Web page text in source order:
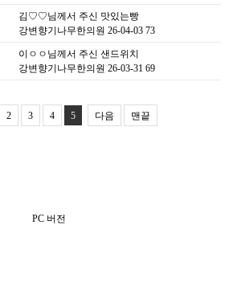
김♡♡님께서 주신 맛있는빵
강변향기나무한의원 26-04-03 73
이ㅇㅇ님께서 주신 샌드위치
강변향기나무한의원 26-03-31 69
2 3 4 5 다음 맨끝
PC 버전